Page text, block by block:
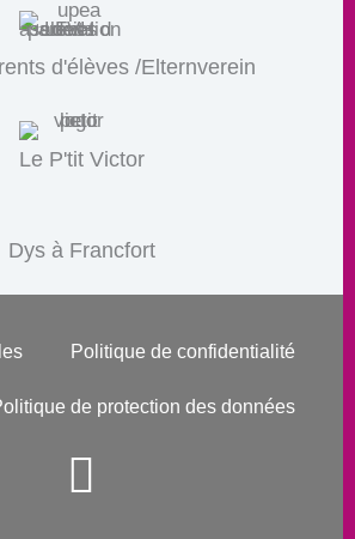
d'élèves /Elternverein
Le P'tit Victor
Dys à Francfort
Politique de confidentialité
de protection des données